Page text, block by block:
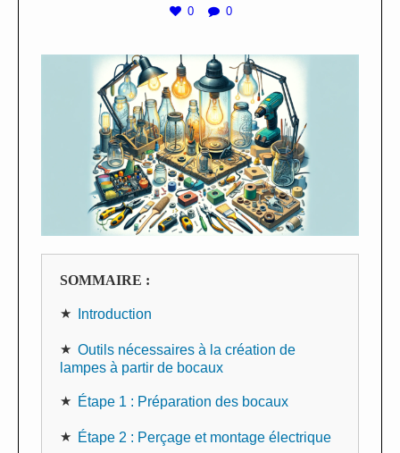
0 0
SOMMAIRE :
Introduction
Outils nécessaires à la création de
lampes à partir de bocaux
Étape 1 : Préparation des bocaux
Étape 2 : Perçage et montage électrique